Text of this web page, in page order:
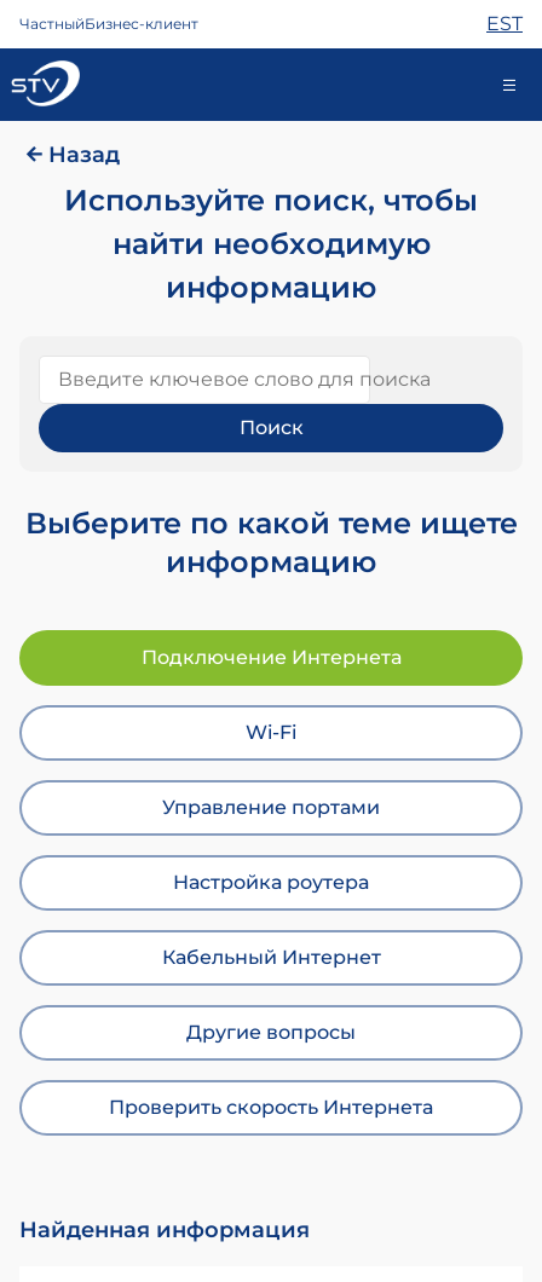
ЧастныйБизнес-клиент EST
kontakt@stv.ee
Самообслуживание
Телефон
Помощь
Магазин
Новости
Назад
Используйте поиск, чтобы
найти необходимую
информацию
Введите ключевое слово для поиска
Выберите по какой теме ищете
информацию
Подключение Интернета
Wi-Fi
Управление портами
Настройка роутера
Кабельный Интернет
Другие вопросы
Проверить скорость Интернета
Найденная информация